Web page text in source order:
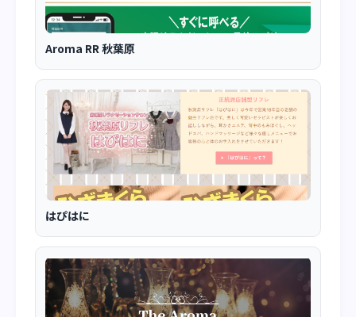
Aroma RR 秋葉原
はぴはに